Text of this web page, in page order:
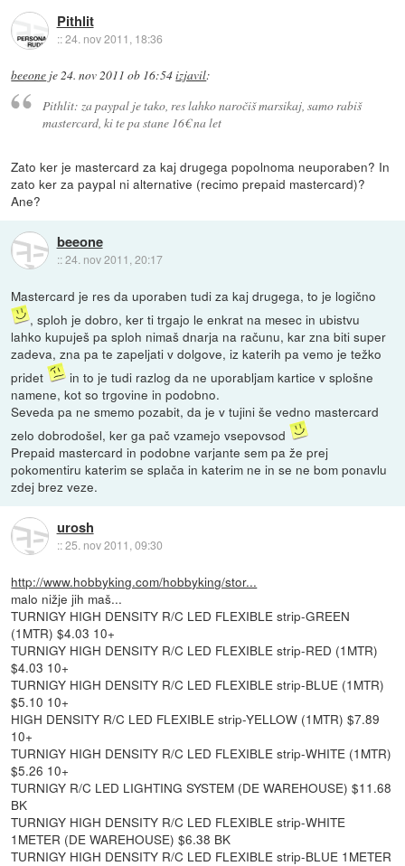
Pithlit
::24. nov 2011, 18:36
beeone je24. nov 2011 ob 16:54izjavil:
Pithlit: za paypal je tako, res lahko naročiš marsikaj, samo rabiš
mastercard, ki te pa stane 16€ na let
Zato ker je mastercard za kaj drugega popolnoma neuporaben? In
zato ker za paypal ni alternative (recimo prepaid mastercard)?
Ane?
beeone
::24. nov 2011, 20:17
Mastercard je res da uporaben tudi za kaj drugega, to je logično
, sploh je dobro, ker ti trgajo le enkrat na mesec in ubistvu
lahko kupuješ pa sploh nimaš dnarja na računu, kar zna biti super
zadeva, zna pa te zapeljati v dolgove, iz katerih pa vemo je težko
pridet
in to je tudi razlog da ne uporabljam kartice v splošne
namene, kot so trgovine in podobno.
Seveda pa ne smemo pozabit, da je v tujini še vedno mastercard
zelo dobrodošel, ker ga pač vzamejo vsepovsod
Prepaid mastercard in podobne varjante sem pa že prej
pokomentiru katerim se splača in katerim ne in se ne bom ponavlu
zdej brez veze.
urosh
::25. nov 2011, 09:30
http://www.hobbyking.com/hobbyking/stor...
malo nižje jih maš...
TURNIGY HIGH DENSITY R/C LED FLEXIBLE strip-GREEN
(1MTR) $4.03 10+
TURNIGY HIGH DENSITY R/C LED FLEXIBLE strip-RED (1MTR)
$4.03 10+
TURNIGY HIGH DENSITY R/C LED FLEXIBLE strip-BLUE (1MTR)
$5.10 10+
HIGH DENSITY R/C LED FLEXIBLE strip-YELLOW (1MTR) $7.89
10+
TURNIGY HIGH DENSITY R/C LED FLEXIBLE strip-WHITE (1MTR)
$5.26 10+
TURNIGY R/C LED LIGHTING SYSTEM (DE WAREHOUSE) $11.68
BK
TURNIGY HIGH DENSITY R/C LED FLEXIBLE strip-WHITE
1METER (DE WAREHOUSE) $6.38 BK
TURNIGY HIGH DENSITY R/C LED FLEXIBLE strip-BLUE 1METER